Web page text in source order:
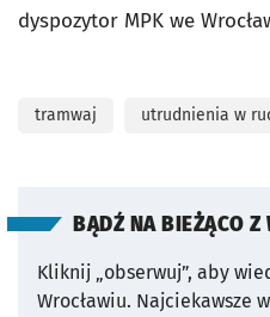
dyspozytor MPK we
tramwaj utrudnienia w
BĄDŹ NA BIEŻĄCO
Kliknij „obserwuj”, aby
Wrocławiu. Najciekawsze